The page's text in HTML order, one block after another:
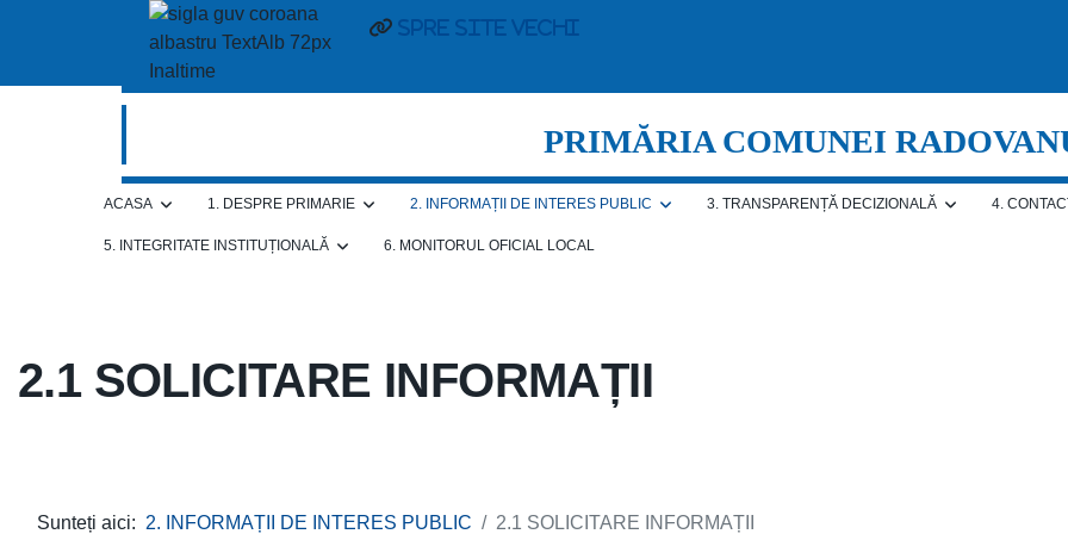
Spre site vechi
PRIMĂRIA COMUNEI
ACASA 1. DESPRE PRIMARIE 2. INFORMAȚII DE INTERES PUBLIC 3. TRANSPARENȚĂ DECIZIONALĂ 4.
5. INTEGRITATE INSTITUȚIONALĂ 6. MONITORUL OFICIAL LOCAL
2.1 SOLICITARE INFORMAȚII
Sunteți aici: 2. INFORMAȚII DE INTERES PUBLIC 2.1 SOLICITARE INFORMAȚII